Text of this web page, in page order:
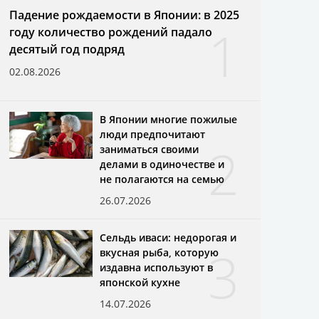
1
Падение рождаемости в Японии: в 2025
году количество рождений падало
десятый год подряд
02.08.2026
2
В Японии многие пожилые
люди предпочитают
заниматься своими
делами в одиночестве и
не полагаются на семью
26.07.2026
3
Сельдь иваси: недорогая и
вкусная рыба, которую
издавна используют в
японской кухне
14.07.2026